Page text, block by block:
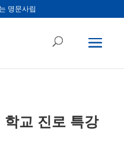
명문사립
교 진로 특강